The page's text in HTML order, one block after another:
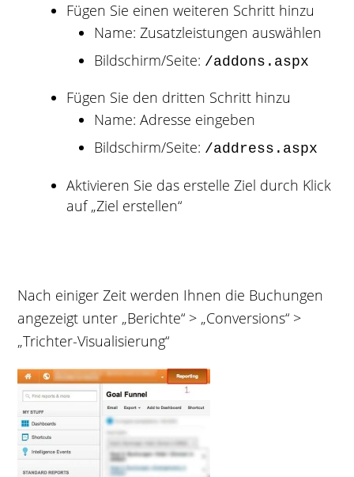
Fügen Sie einen weiteren Schritt hinzu
Name: Zusatzleistungen auswählen
Bildschirm/Seite: /addons.aspx
Fügen Sie den dritten Schritt hinzu
Name: Adresse eingeben
Bildschirm/Seite: /address.aspx
Aktivieren Sie das erstelle Ziel durch Klick
auf „Ziel erstellen“
Nach einiger Zeit werden Ihnen die Buchungen
angezeigt unter „Berichte“ > „Conversions“ >
„Trichter-Visualisierung“